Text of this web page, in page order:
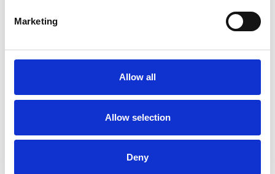
Marketing
Allow all
Allow selection
Deny
primo semestre
Overview Economica